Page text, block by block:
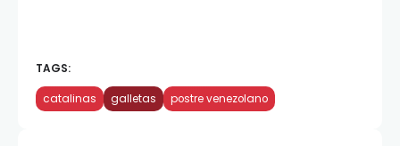
TAGS:
catalinas galletas postre venezolano